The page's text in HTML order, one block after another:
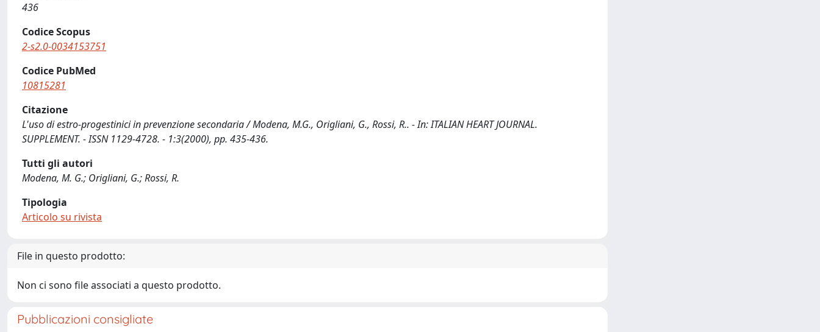
436
Codice Scopus
2-s2.0-0034153751
Codice PubMed
10815281
Citazione
L'uso di estro-progestinici in prevenzione secondaria / Modena, M.G., Origliani, G., Rossi, R.. - In: ITALIAN HEART JOURNAL.
SUPPLEMENT. - ISSN 1129-4728. - 1:3(2000), pp. 435-436.
Tutti gli autori
Modena, M. G.; Origliani, G.; Rossi, R.
Tipologia
Articolo su rivista
File in questo prodotto:
Non ci sono file associati a questo prodotto.
Pubblicazioni consigliate